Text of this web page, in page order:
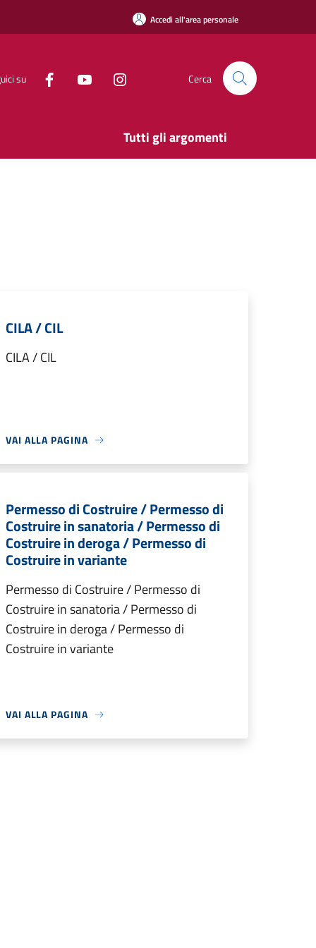
Accedi all'area personale
su Cerca
Tutti gli argomenti
CILA / CIL
CILA / CIL
VAI ALLA PAGINA
Permesso di Costruire / Permesso di
Costruire in sanatoria / Permesso di
Costruire in deroga / Permesso di
Costruire in variante
Permesso di Costruire / Permesso di
Costruire in sanatoria / Permesso di
Costruire in deroga / Permesso di
Costruire in variante
VAI ALLA PAGINA